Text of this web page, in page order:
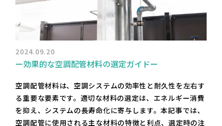
2024.09.20
ー効果的な空調配管材料の選定ガイドー
空調配管材料は、空調システムの効率性と耐久性を左右す
る重要な要素です。適切な材料の選定は、エネルギー消費
を抑え、システムの長寿命化に寄与します。本記事では、
空調配管に使用される主な材料の特徴と利点、選定時の注